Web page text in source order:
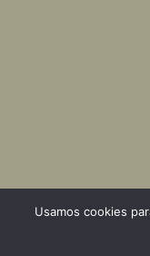
Usamos cookies